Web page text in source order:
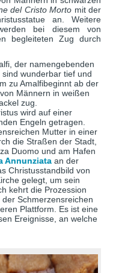
del Cristo Morto mit der
an. Weitere
bei diesem von
begleiteten Zug durch
der namengebenden
, sind wunderbar tief und
zu Amalfibeginnt ab der
Männern in weißen
zug.
wird auf einer
Engeln getragen.
Mutter in einer
die Straßen der Stadt,
Duomo und am Hafen
Annunziata an der
Christusstandbild von
gelegt, um sein
kehrt die Prozession
Schmerzensreichen
Plattform. Es ist eine
Ereignisse, an welche